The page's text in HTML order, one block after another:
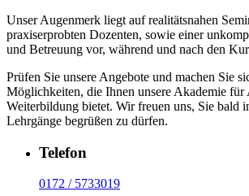
Unser Augenmerk liegt auf realitätsnahen
praxiserprobten Dozenten, sowie einer
und Betreuung vor, während und nach den
Prüfen Sie unsere Angebote und machen Sie
Möglichkeiten, die Ihnen unsere Akademie für
Weiterbildung bietet. Wir freuen uns, Sie bald
Lehrgänge begrüßen zu dürfen.
Telefon
0172 / 5733019